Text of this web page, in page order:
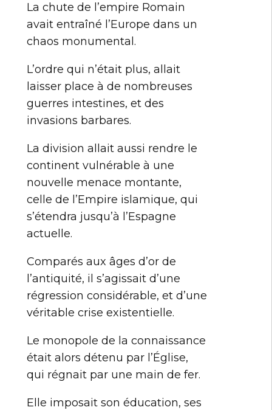
La chute de l’empire Romain
avait entraîné l’Europe dans un
chaos monumental.
L’ordre qui n’était plus, allait
laisser place à de nombreuses
guerres intestines, et des
invasions barbares.
La division allait aussi rendre le
continent vulnérable à une
nouvelle menace montante,
celle de l’Empire islamique, qui
s’étendra jusqu’à l’Espagne
actuelle.
Comparés aux âges d’or de
l’antiquité, il s’agissait d’une
régression considérable, et d’une
véritable crise existentielle.
Le monopole de la connaissance
était alors détenu par l’Église,
qui régnait par une main de fer.
Elle imposait son éducation, ses